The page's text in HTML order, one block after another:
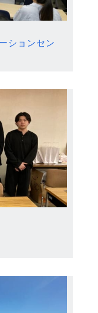
ションセン